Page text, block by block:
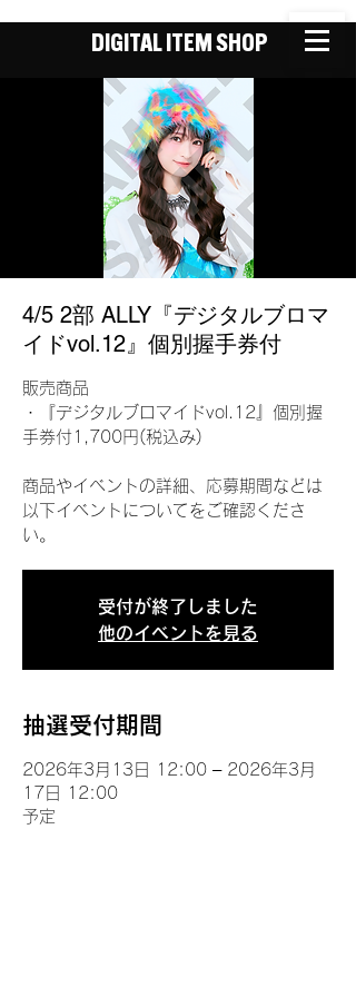
DIGITAL ITEM SHOP
4/5 2部 ALLY『デジタルブロマ
イドvol.12』個別握手券付
販売商品
・『デジタルブロマイドvol.12』個別握
手券付1,700円(税込み)
商品やイベントの詳細、応募期間などは
以下イベントについてをご確認くださ
い。
受付が終了しました
他のイベントを見る
抽選受付期間
2026年3月13日 12:00 – 2026年3月
17日 12:00
予定